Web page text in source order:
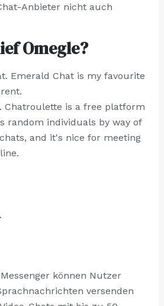
Anbieter nicht auch
Omegle?
Emerald Chat is my favourite
Chatroulette is a free platform
random individuals by way of
and it's nice for meeting
können Nutzer
versenden